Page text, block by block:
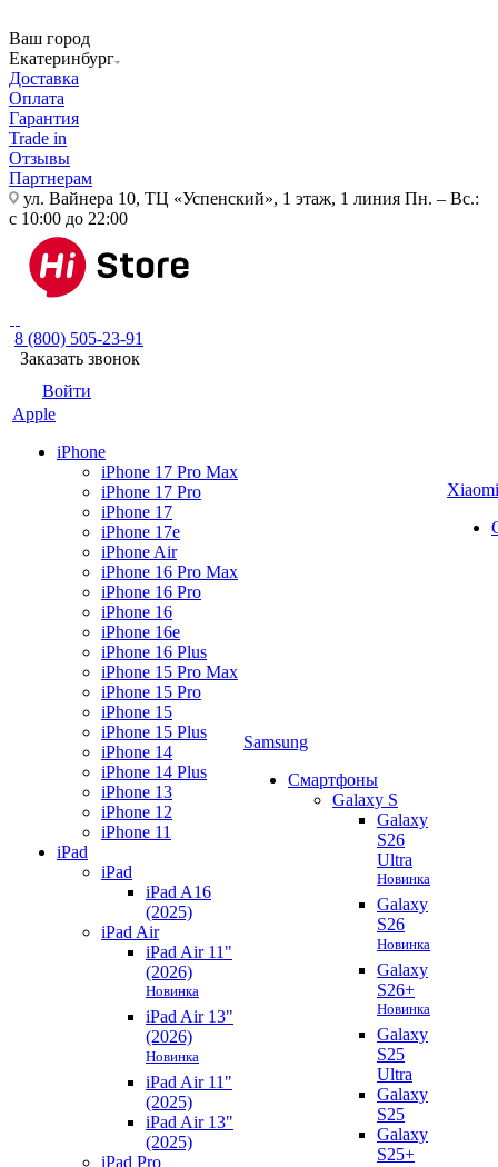
Ваш город
Екатеринбург
Доставка
Оплата
Гарантия
Trade in
Отзывы
Партнерам
ул. Вайнера 10, ТЦ «Успенский», 1 этаж, 1 линия Пн. – Вс.:
с 10:00 до 22:00
8 (800) 505-23-91
Заказать звонок
Войти
Apple
iPhone
iPhone 17 Pro Max
iPhone 17 Pro
iPhone 17
iPhone 17e
iPhone Air
iPhone 16 Pro Max
iPhone 16 Pro
iPhone 16
iPhone 16e
iPhone 16 Plus
iPhone 15 Pro Max
iPhone 15 Pro
iPhone 15
iPhone 15 Plus
iPhone 14
iPhone 14 Plus
iPhone 13
iPhone 12
iPhone 11
iPad
iPad
iPad A16
(2025)
iPad Air
iPad Air 11"
(2026)
Новинка
iPad Air 13"
(2026)
Новинка
iPad Air 11"
(2025)
iPad Air 13"
(2025)
iPad Pro
Samsung
Смартфоны
Galaxy S
Galaxy
S26
Ultra
Новинка
Galaxy
S26
Новинка
Galaxy
S26+
Новинка
Galaxy
S25
Ultra
Galaxy
S25
Galaxy
S25+
Xiaomi